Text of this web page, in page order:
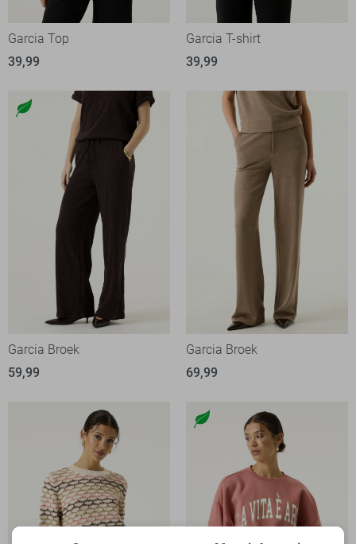
Garcia Top
39,99
Garcia T-shirt
39,99
Garcia Broek
59,99
Garcia Broek
69,99